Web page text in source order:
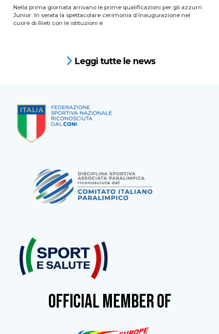
Nella prima giornata arrivano le prime qualificazioni per gli azzurri
Junior. In serata la spettacolare cerimonia d’inaugurazione nel
cuore di Rieti con le istituzioni e
Leggi tutte le news
OFFICIAL MEMBER OF